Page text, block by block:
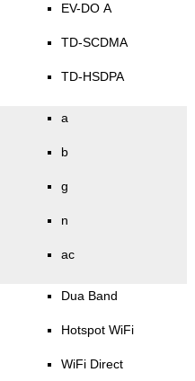
EV-DO A
TD-SCDMA
TD-HSDPA
a
b
g
n
ac
Dua Band
Hotspot WiFi
WiFi Direct